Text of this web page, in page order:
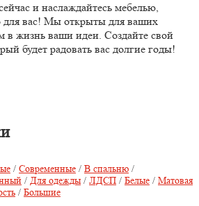
и наслаждайтесь мебелью,
вас! Мы открыты для ваших
в жизнь ваши идеи. Создайте свой
будет радовать вас долгие годы!
/ Современные / В спальню /
/ Для одежды / ЛДСП / Белые / Матовая
/ Большие